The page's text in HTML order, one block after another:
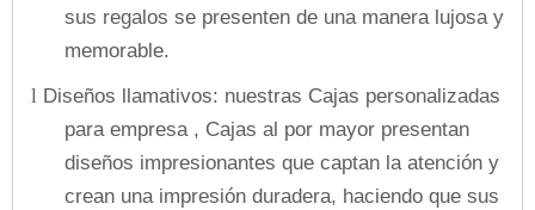
sus regalos se presenten de una manera lujosa y
memorable.
l Diseños llamativos: nuestras Cajas personalizadas
para empresa , Cajas al por mayor presentan
diseños impresionantes que captan la atención y
crean una impresión duradera, haciendo que sus